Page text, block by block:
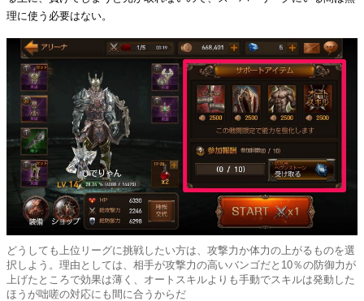
理に使う必要はない。
どうしても上位リーグに挑戦したい方は、攻撃力か体力の上がるものを選
択しよう。理由としては、相手が攻撃力の高いバンゴだと10％の防御力が
上げたところで効果は薄く、オートスキルよりも手動でスキルは発動した
ほうが咄嗟の対応にも間に合うからだ